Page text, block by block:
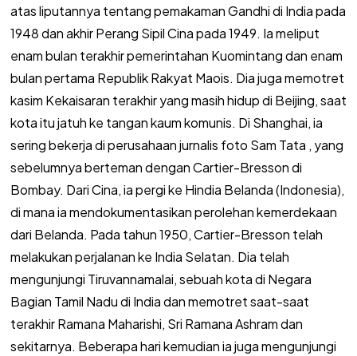
atas liputannya tentang pemakaman Gandhi di India pada
1948 dan akhir Perang Sipil Cina pada 1949. Ia meliput
enam bulan terakhir pemerintahan Kuomintang dan enam
bulan pertama Republik Rakyat Maois. Dia juga memotret
kasim Kekaisaran terakhir yang masih hidup di Beijing, saat
kota itu jatuh ke tangan kaum komunis. Di Shanghai, ia
sering bekerja di perusahaan jurnalis foto Sam Tata , yang
sebelumnya berteman dengan Cartier-Bresson di
Bombay. Dari Cina, ia pergi ke Hindia Belanda (Indonesia),
di mana ia mendokumentasikan perolehan kemerdekaan
dari Belanda. Pada tahun 1950, Cartier-Bresson telah
melakukan perjalanan ke India Selatan. Dia telah
mengunjungi Tiruvannamalai, sebuah kota di Negara
Bagian Tamil Nadu di India dan memotret saat-saat
terakhir Ramana Maharishi, Sri Ramana Ashram dan
sekitarnya. Beberapa hari kemudian ia juga mengunjungi